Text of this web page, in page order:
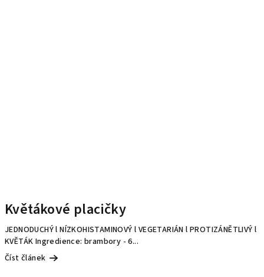
Květákové placičky
JEDNODUCHÝ l NÍZKOHISTAMINOVÝ l VEGETARIÁN l PROTIZÁNĚTLIVÝ l
KVĚTÁK Ingredience: brambory - 6...
Číst článek